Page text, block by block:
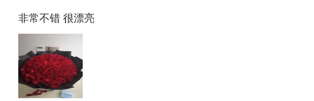
非常不错 很漂亮